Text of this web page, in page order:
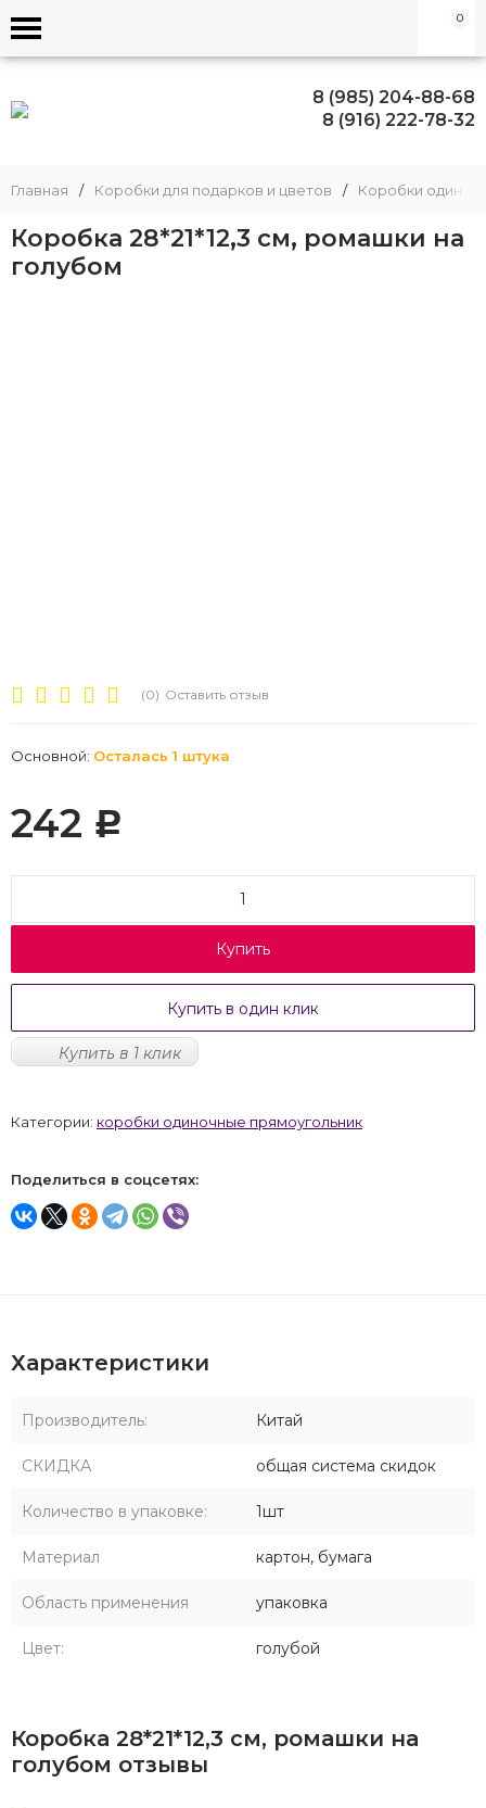
0
8 (985) 204-88-68
8 (916) 222-78-32
Главная / Коробки для подарков и цветов / Коробки
Коробка 28*21*12,3 см, ромашки на
голубом
(0) Оставить отзыв
Основной: Осталась 1 штука
242 Р
Купить
Купить в один клик
Купить в 1 клик
Категории: коробки одиночные прямоугольник
Поделиться в соцсетях:
Характеристики
Производитель: Китай
СКИДКА общая система скидок
Количество в упаковке: 1шт
Материал картон, бумага
Область применения упаковка
Цвет: голубой
Коробка 28*21*12,3 см, ромашки на
голубом отзывы